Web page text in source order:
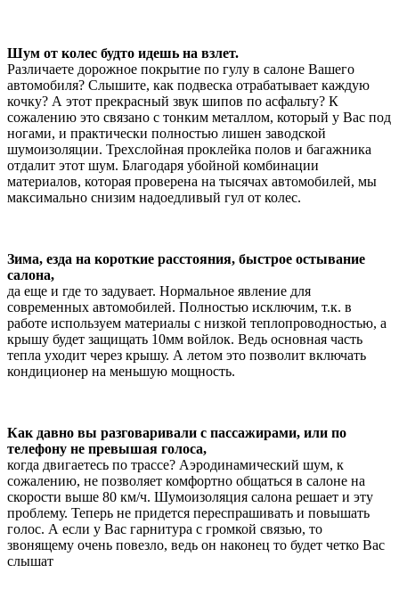
Шум от колес будто идешь на взлет.
Различаете дорожное покрытие по гулу в салоне Вашего
автомобиля? Слышите, как подвеска отрабатывает каждую
кочку? А этот прекрасный звук шипов по асфальту? К
сожалению это связано с тонким металлом, который у Вас под
ногами, и практически полностью лишен заводской
шумоизоляции. Трехслойная проклейка полов и багажника
отдалит этот шум. Благодаря убойной комбинации
материалов, которая проверена на тысячах автомобилей, мы
максимально снизим надоедливый гул от колес.
Зима, езда на короткие расстояния, быстрое остывание
салона,
да еще и где то задувает. Нормальное явление для
современных автомобилей. Полностью исключим, т.к. в
работе используем материалы с низкой теплопроводностью, а
крышу будет защищать 10мм войлок. Ведь основная часть
тепла уходит через крышу. А летом это позволит включать
кондиционер на меньшую мощность.
Как давно вы разговаривали с пассажирами, или по
телефону не превышая голоса,
когда двигаетесь по трассе? Аэродинамический шум, к
сожалению, не позволяет комфортно общаться в салоне на
скорости выше 80 км/ч. Шумоизоляция салона решает и эту
проблему. Теперь не придется переспрашивать и повышать
голос. А если у Вас гарнитура с громкой связью, то
звонящему очень повезло, ведь он наконец то будет четко Вас
слышат